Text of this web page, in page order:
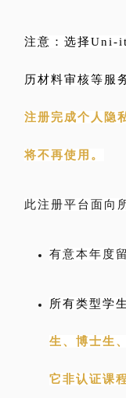
注意：选择Uni-
历材料审核等服
注册完成个人隐
将不再使用。
此注册平台面向
有意本年度
所有类型学生
生、博士生
它非认证课